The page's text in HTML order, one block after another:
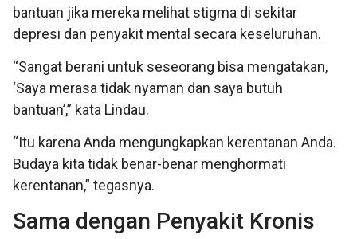
bantuan jika mereka melihat stigma di sekitar
depresi dan penyakit mental secara keseluruhan.
“Sangat berani untuk seseorang bisa mengatakan,
‘Saya merasa tidak nyaman dan saya butuh
bantuan’,” kata Lindau.
“Itu karena Anda mengungkapkan kerentanan Anda.
Budaya kita tidak benar-benar menghormati
kerentanan,” tegasnya.
Sama dengan Penyakit Kronis